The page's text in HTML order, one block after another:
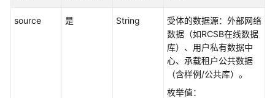
source 是 String
受体的数据源：外部网络
数据（如RCSB在线数据
库）、用户私有数据中
心、承载租户公共数据
（含样例/公共库）。
枚举值：